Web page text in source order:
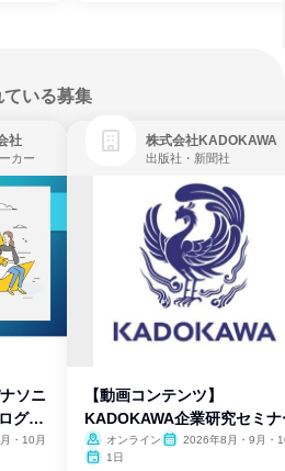
ている募集
社
カー
ソニ
グラ
・10月
株式会社KADOKAWA
出版社・新聞社
【動画コンテンツ】
KADOKAWA企業研究セミナ
オンライン
2026年8月・9月・
1日